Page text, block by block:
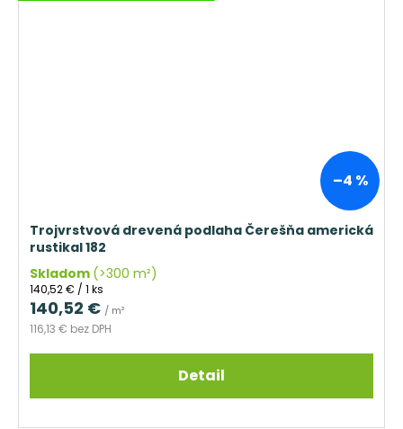
–4 %
Trojvrstvová drevená podlaha Čerešňa americká
rustikal 182
Skladom (>300 m²)
116,13 € bez DPH
140,52 € / m²
Jednotková
cena:
140,52 € / 1 ks
Detail